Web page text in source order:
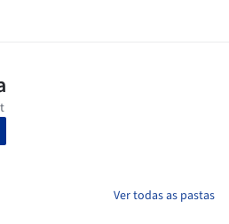
Ver todas as pastas